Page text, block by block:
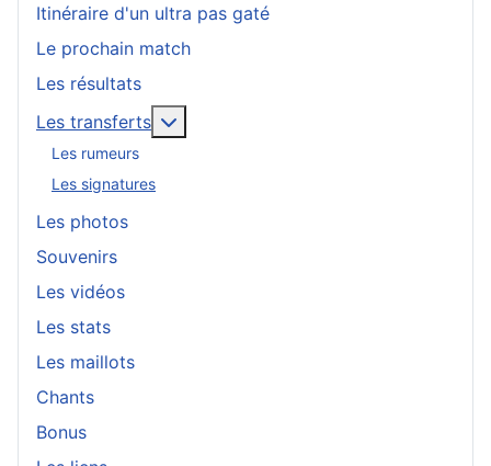
Itinéraire d'un ultra pas gaté
Le prochain match
Les résultats
Les transferts
Les rumeurs
Les signatures
Les photos
Souvenirs
Les vidéos
Les stats
Les maillots
Chants
Bonus